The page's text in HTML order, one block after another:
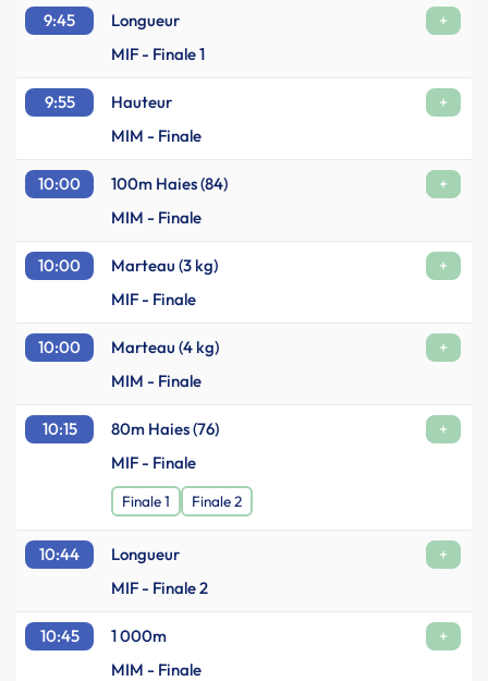
9:45 Longueur
+
MIF - Finale 1
9:55 Hauteur
+
MIM - Finale
10:00 100m Haies (84)
+
MIM - Finale
10:00 Marteau (3 kg)
+
MIF - Finale
10:00 Marteau (4 kg)
+
MIM - Finale
10:15 80m Haies (76)
+
MIF - Finale
Finale 1 Finale 2
10:44 Longueur
+
MIF - Finale 2
10:45 1 000m
+
MIM - Finale